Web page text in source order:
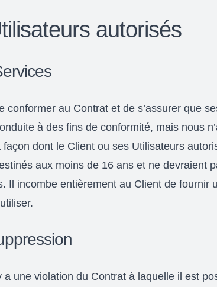
autorisés
conformer au Contrat et de s’assurer que
à des fins de conformité, mais nous
dont le Client ou ses Utilisateurs
aux moins de 16 ans et ne devraient
Il incombe entièrement au Client de
a une violation du Contrat à laquelle il est